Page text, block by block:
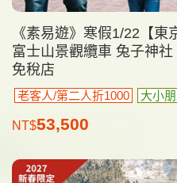
《素易遊》寒假1/22【
富士山景觀纜車 兔子神
免稅店
老客人/第二人折1000 大小
NT$53,500